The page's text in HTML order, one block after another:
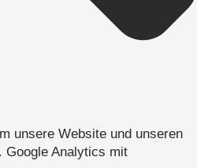
unsere Website und unseren
Google Analytics mit